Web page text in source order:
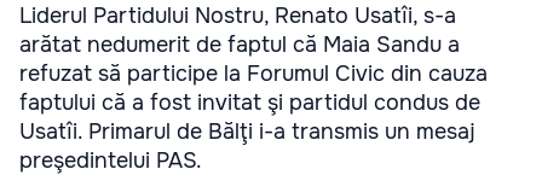
Liderul Partidului Nostru, Renato Usatîi, s-a
arătat nedumerit de faptul că Maia Sandu a
refuzat să participe la Forumul Civic din cauza
faptului că a fost invitat şi partidul condus de
Usatîi. Primarul de Bălţi i-a transmis un mesaj
preşedintelui PAS.